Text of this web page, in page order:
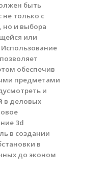
быть
только с
но и выбора
или
обеспечив
предметами
и
в деловых
3d
в создании
в
до эконом